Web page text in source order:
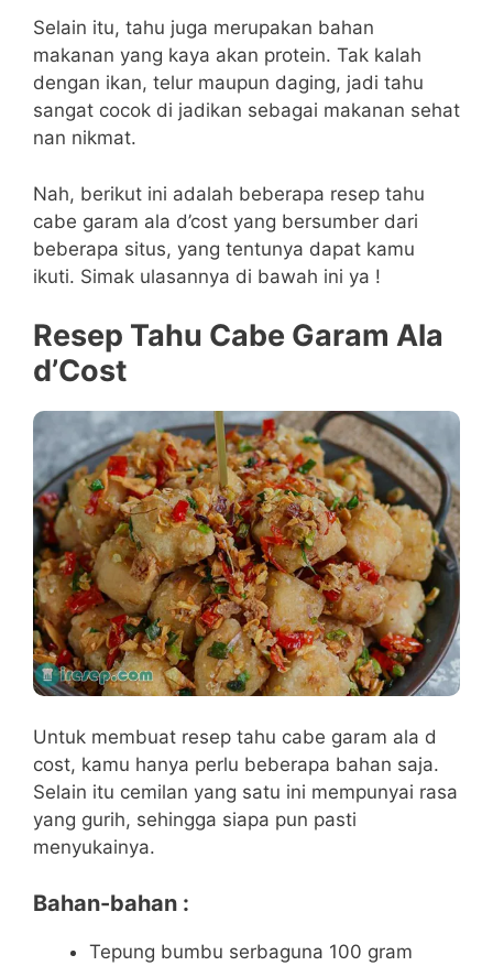
Selain itu, tahu juga merupakan bahan
makanan yang kaya akan protein. Tak kalah
dengan ikan, telur maupun daging, jadi tahu
sangat cocok di jadikan sebagai makanan sehat
nan nikmat.
Nah, berikut ini adalah beberapa resep tahu
cabe garam ala d’cost yang bersumber dari
beberapa situs, yang tentunya dapat kamu
ikuti. Simak ulasannya di bawah ini ya !
Resep Tahu Cabe Garam Ala
d’Cost
Untuk membuat resep tahu cabe garam ala d
cost, kamu hanya perlu beberapa bahan saja.
Selain itu cemilan yang satu ini mempunyai rasa
yang gurih, sehingga siapa pun pasti
menyukainya.
Bahan-bahan :
Tepung bumbu serbaguna 100 gram